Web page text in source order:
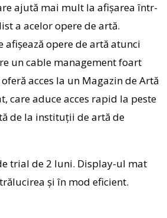
ajută mai mult la afişarea într-
a acelor opere de artă.
afişează opere de artă atunci
un cable management foart
acces la un Magazin de Artă
care aduce acces rapid la peste
de la instituţii de artă de
trial de 2 luni. Display-ul mat
şi în mod eficient.